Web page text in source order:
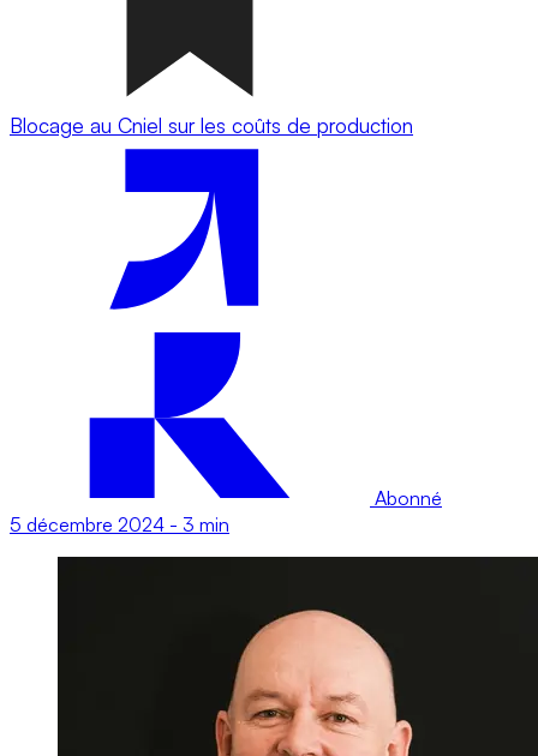
Blocage au Cniel sur les coûts de production
Abonné
5 décembre 2024 - 3 min